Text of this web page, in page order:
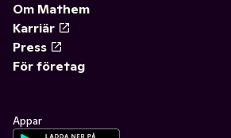
Om Mathem
Karriär
Press
För företag
Appar